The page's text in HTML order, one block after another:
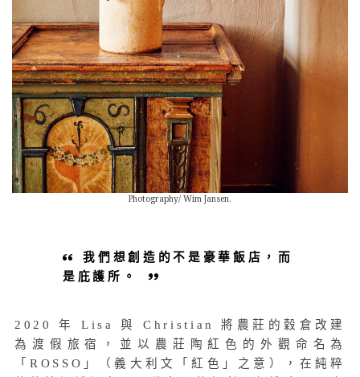
Photography/ Wim Jansen.
我們想創造的不是豪華飯店，而
是庇護所。
2020 年 Lisa 與 Christian 將農莊的穀倉改建
為渡假旅宿，並以農莊陶紅色的外觀命名為
「ROSSO」（義大利文「紅色」之意），在純粹